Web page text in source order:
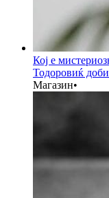
Кој е
Тодоровиќ
Магазин•